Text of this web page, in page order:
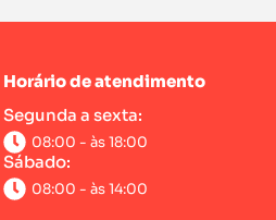
Horário de atendimento
Segunda a sexta:
08:00 - às 18:00
Sábado:
08:00 - às 14:00